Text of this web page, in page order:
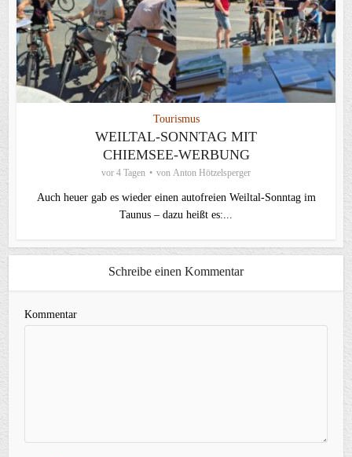
Tourismus
WEILTAL-SONNTAG MIT
CHIEMSEE-WERBUNG
vor 4 Tagen von Anton Hötzelsperger
Auch heuer gab es wieder einen autofreien Weiltal-Sonntag im
Taunus – dazu heißt es:...
Schreibe einen Kommentar
Kommentar